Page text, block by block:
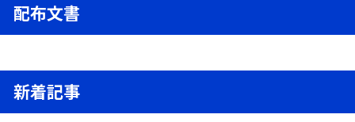
配布文書
新着記事